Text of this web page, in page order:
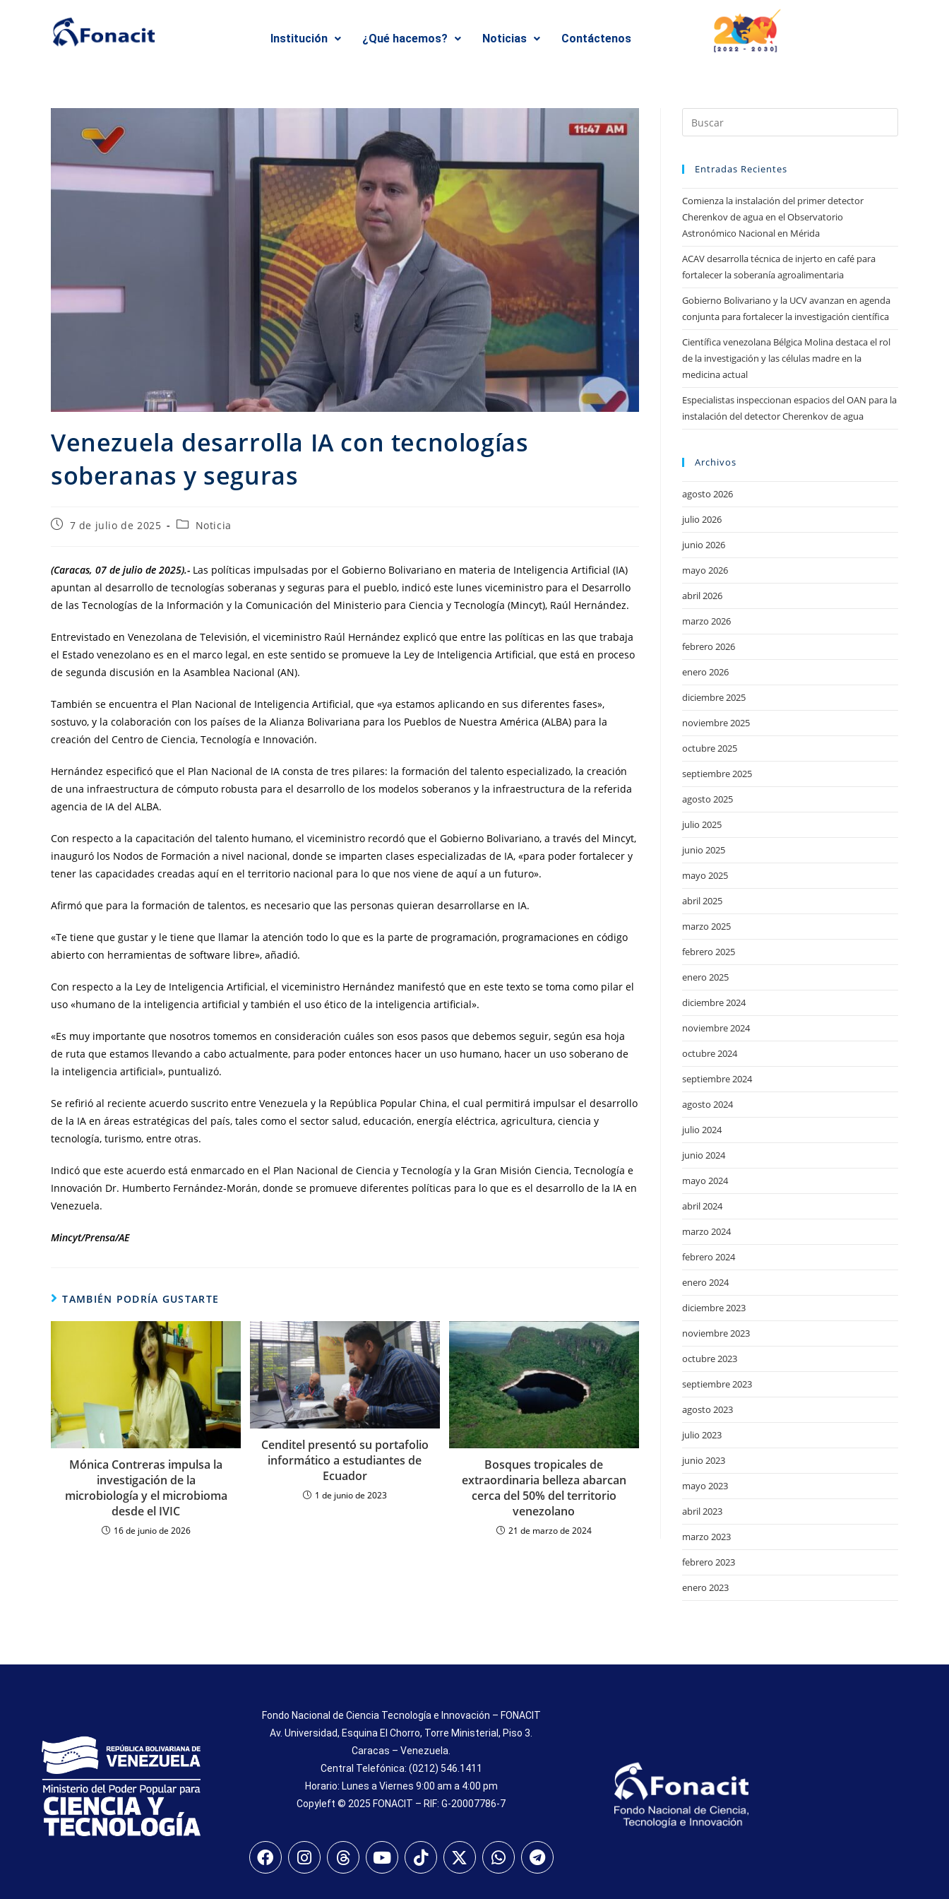
Institución ¿Qué hacemos? Noticias Contáctenos
Venezuela desarrolla IA con tecnologías
soberanas y seguras
7 de julio de 2025 Noticia
(Caracas, 07 de julio de 2025).- Las políticas impulsadas por el Gobierno Bolivariano en materia de Inteligencia Artificial (IA)
apuntan al desarrollo de tecnologías soberanas y seguras para el pueblo, indicó este lunes viceministro para el Desarrollo
de las Tecnologías de la Información y la Comunicación del Ministerio para Ciencia y Tecnología (Mincyt), Raúl Hernández.
Entrevistado en Venezolana de Televisión, el viceministro Raúl Hernández explicó que entre las políticas en las que trabaja
el Estado venezolano es en el marco legal, en este sentido se promueve la Ley de Inteligencia Artificial, que está en proceso
de segunda discusión en la Asamblea Nacional (AN).
También se encuentra el Plan Nacional de Inteligencia Artificial, que «ya estamos aplicando en sus diferentes fases»,
sostuvo, y la colaboración con los países de la Alianza Bolivariana para los Pueblos de Nuestra América (ALBA) para la
creación del Centro de Ciencia, Tecnología e Innovación.
Hernández especificó que el Plan Nacional de IA consta de tres pilares: la formación del talento especializado, la creación
de una infraestructura de cómputo robusta para el desarrollo de los modelos soberanos y la infraestructura de la referida
agencia de IA del ALBA.
Con respecto a la capacitación del talento humano, el viceministro recordó que el Gobierno Bolivariano, a través del Mincyt,
inauguró los Nodos de Formación a nivel nacional, donde se imparten clases especializadas de IA, «para poder fortalecer y
tener las capacidades creadas aquí en el territorio nacional para lo que nos viene de aquí a un futuro».
Afirmó que para la formación de talentos, es necesario que las personas quieran desarrollarse en IA.
«Te tiene que gustar y le tiene que llamar la atención todo lo que es la parte de programación, programaciones en código
abierto con herramientas de software libre», añadió.
Con respecto a la Ley de Inteligencia Artificial, el viceministro Hernández manifestó que en este texto se toma como pilar el
uso «humano de la inteligencia artificial y también el uso ético de la inteligencia artificial».
«Es muy importante que nosotros tomemos en consideración cuáles son esos pasos que debemos seguir, según esa hoja
de ruta que estamos llevando a cabo actualmente, para poder entonces hacer un uso humano, hacer un uso soberano de
la inteligencia artificial», puntualizó.
Se refirió al reciente acuerdo suscrito entre Venezuela y la República Popular China, el cual permitirá impulsar el desarrollo
de la IA en áreas estratégicas del país, tales como el sector salud, educación, energía eléctrica, agricultura, ciencia y
tecnología, turismo, entre otras.
Indicó que este acuerdo está enmarcado en el Plan Nacional de Ciencia y Tecnología y la Gran Misión Ciencia, Tecnología e
Innovación Dr. Humberto Fernández-Morán, donde se promueve diferentes políticas para lo que es el desarrollo de la IA en
Venezuela.
Mincyt/Prensa/AE
TAMBIÉN PODRÍA GUSTARTE
Mónica Contreras impulsa la
investigación de la
microbiología y el microbioma
desde el IVIC
16 de junio de 2026
Cenditel presentó su portafolio
informático a estudiantes de
Ecuador
1 de junio de 2023
Bosques tropicales de
extraordinaria belleza abarcan
cerca del 50% del territorio
venezolano
21 de marzo de 2024
Entradas Recientes
Comienza la instalación del primer detector
Cherenkov de agua en el Observatorio
Astronómico Nacional en Mérida
ACAV desarrolla técnica de injerto en café para
fortalecer la soberanía agroalimentaria
Gobierno Bolivariano y la UCV avanzan en agenda
conjunta para fortalecer la investigación científica
Científica venezolana Bélgica Molina destaca el rol
de la investigación y las células madre en la
medicina actual
Especialistas inspeccionan espacios del OAN para la
instalación del detector Cherenkov de agua
Archivos
agosto 2026
julio 2026
junio 2026
mayo 2026
abril 2026
marzo 2026
febrero 2026
enero 2026
diciembre 2025
noviembre 2025
octubre 2025
septiembre 2025
agosto 2025
julio 2025
junio 2025
mayo 2025
abril 2025
marzo 2025
febrero 2025
enero 2025
diciembre 2024
noviembre 2024
octubre 2024
septiembre 2024
agosto 2024
julio 2024
junio 2024
mayo 2024
abril 2024
marzo 2024
febrero 2024
enero 2024
diciembre 2023
noviembre 2023
octubre 2023
septiembre 2023
agosto 2023
julio 2023
junio 2023
mayo 2023
abril 2023
marzo 2023
febrero 2023
enero 2023
Fondo Nacional de Ciencia Tecnología e Innovación – FONACIT
Av. Universidad, Esquina El Chorro, Torre Ministerial, Piso 3.
Caracas – Venezuela.
Central Telefónica: (0212) 546.1411
Horario: Lunes a Viernes 9:00 am a 4:00 pm
Copyleft © 2025 FONACIT – RIF: G-20007786-7